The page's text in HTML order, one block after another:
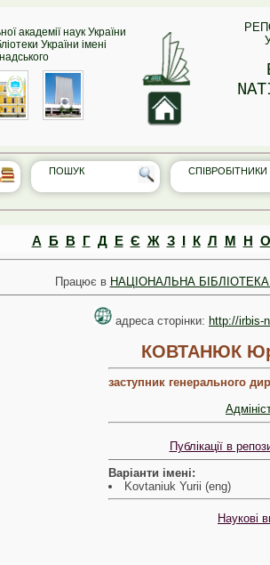
академії наук України
України імені
ПОШУК СПІВРО‎БІТНИКИ
А Б В Г Д Е Є Ж З К Л М Н О
Працює в НАЦІОНАЛЬНА
адреса сторінки: http://irbis-
КОВТАНЮК
заступник генерального
Публікації в
Варіанти імені:
Kovtaniuk Yurii (eng)
Наукові